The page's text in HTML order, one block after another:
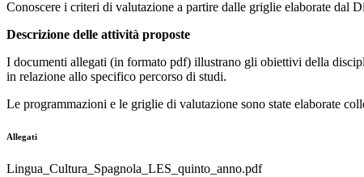
Conoscere i criteri di valutazione a partire dalle griglie elaborate dal
Descrizione delle attività proposte
I documenti allegati (in formato pdf) illustrano gli obiettivi della
in relazione allo specifico percorso di studi.
Le programmazioni e le griglie di valutazione sono state elaborate
Allegati
Lingua_Cultura_Spagnola_LES_quinto_anno.pdf